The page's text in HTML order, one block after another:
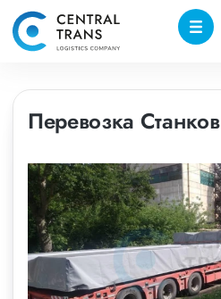
Перевозка Станков